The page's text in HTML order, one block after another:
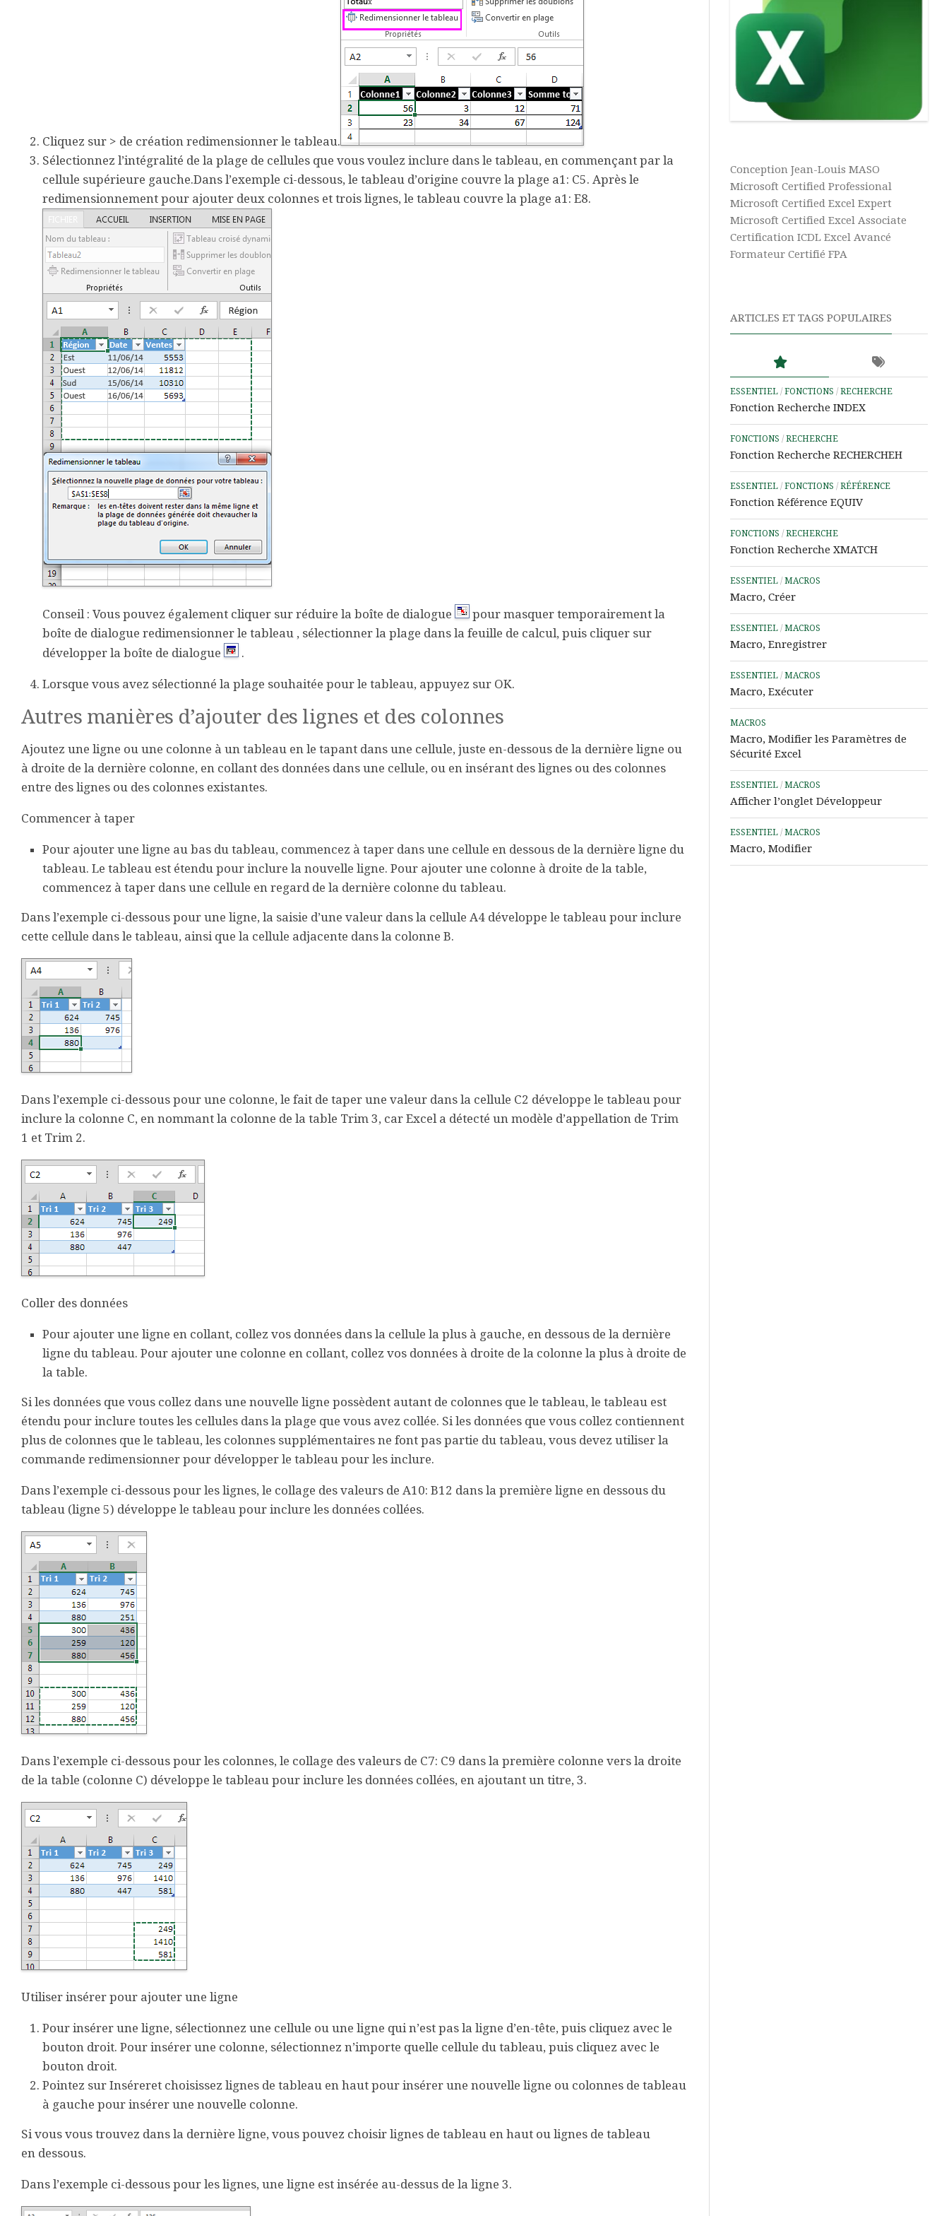
Excel
Excel
Ultime
365
Power
BI
Aide
Tutos
Access
Tutos
Tutos
PowerPoint
Aide
&
Tutos
IA
Les
Power
d’Analyse
de
Données
Learn
Assistance
Distance
Cliquez sur > de création redimensionner le tableau.
Sélectionnez l’intégralité de la plage de cellules que vous voulez inclure dans le tableau, en commençant par la
cellule supérieure gauche.Dans l’exemple ci-dessous, le tableau d’origine couvre la plage a1: C5. Après le
redimensionnement pour ajouter deux colonnes et trois lignes, le tableau couvre la plage a1: E8.
Conseil : Vous pouvez également cliquer sur réduire la boîte de dialogue
pour masquer temporairement la
boîte de dialogue redimensionner le tableau , sélectionner la plage dans la feuille de calcul, puis cliquer sur
développer la boîte de dialogue .
Lorsque vous avez sélectionné la plage souhaitée pour le tableau, appuyez sur OK.
Autres manières d’ajouter des lignes et des colonnes
Ajoutez une ligne ou une colonne à un tableau en le tapant dans une cellule, juste en-dessous de la dernière ligne ou
à droite de la dernière colonne, en collant des données dans une cellule, ou en insérant des lignes ou des colonnes
entre des lignes ou des colonnes existantes.
Commencer à taper
Pour ajouter une ligne au bas du tableau, commencez à taper dans une cellule en dessous de la dernière ligne du
tableau. Le tableau est étendu pour inclure la nouvelle ligne. Pour ajouter une colonne à droite de la table,
commencez à taper dans une cellule en regard de la dernière colonne du tableau.
Dans l’exemple ci-dessous pour une ligne, la saisie d’une valeur dans la cellule A4 développe le tableau pour inclure
cette cellule dans le tableau, ainsi que la cellule adjacente dans la colonne B.
Dans l’exemple ci-dessous pour une colonne, le fait de taper une valeur dans la cellule C2 développe le tableau pour
inclure la colonne C, en nommant la colonne de la table Trim 3, car Excel a détecté un modèle d’appellation de Trim
1 et Trim 2.
Coller des données
Pour ajouter une ligne en collant, collez vos données dans la cellule la plus à gauche, en dessous de la dernière
ligne du tableau. Pour ajouter une colonne en collant, collez vos données à droite de la colonne la plus à droite de
la table.
Si les données que vous collez dans une nouvelle ligne possèdent autant de colonnes que le tableau, le tableau est
étendu pour inclure toutes les cellules dans la plage que vous avez collée. Si les données que vous collez contiennent
plus de colonnes que le tableau, les colonnes supplémentaires ne font pas partie du tableau, vous devez utiliser la
commande redimensionner pour développer le tableau pour les inclure.
Dans l’exemple ci-dessous pour les lignes, le collage des valeurs de A10: B12 dans la première ligne en dessous du
tableau (ligne 5) développe le tableau pour inclure les données collées.
Dans l’exemple ci-dessous pour les colonnes, le collage des valeurs de C7: C9 dans la première colonne vers la droite
de la table (colonne C) développe le tableau pour inclure les données collées, en ajoutant un titre, 3.
Utiliser insérer pour ajouter une ligne
Pour insérer une ligne, sélectionnez une cellule ou une ligne qui n’est pas la ligne d’en-tête, puis cliquez avec le
bouton droit. Pour insérer une colonne, sélectionnez n’importe quelle cellule du tableau, puis cliquez avec le
bouton droit.
Pointez sur Inséreret choisissez lignes de tableau en haut pour insérer une nouvelle ligne ou colonnes de tableau
à gauche pour insérer une nouvelle colonne.
Si vous vous trouvez dans la dernière ligne, vous pouvez choisir lignes de tableau en haut ou lignes de tableau
en dessous.
Dans l’exemple ci-dessous pour les lignes, une ligne est insérée au-dessus de la ligne 3.
Conception Jean-Louis MASO
Microsoft Certified Professional
Microsoft Certified Excel Expert
Microsoft Certified Excel Associate
Certification ICDL Excel Avancé
Formateur Certifié FPA
ARTICLES ET TAGS POPULAIRES
ESSENTIEL / FONCTIONS / RECHERCHE
Fonction Recherche INDEX
FONCTIONS / RECHERCHE
Fonction Recherche RECHERCHEH
ESSENTIEL / FONCTIONS / RÉFÉRENCE
Fonction Référence EQUIV
FONCTIONS / RECHERCHE
Fonction Recherche XMATCH
ESSENTIEL / MACROS
Macro, Créer
ESSENTIEL / MACROS
Macro, Enregistrer
ESSENTIEL / MACROS
Macro, Exécuter
MACROS
Macro, Modifier les Paramètres de
Sécurité Excel
ESSENTIEL / MACROS
Afficher l’onglet Développeur
ESSENTIEL / MACROS
Macro, Modifier